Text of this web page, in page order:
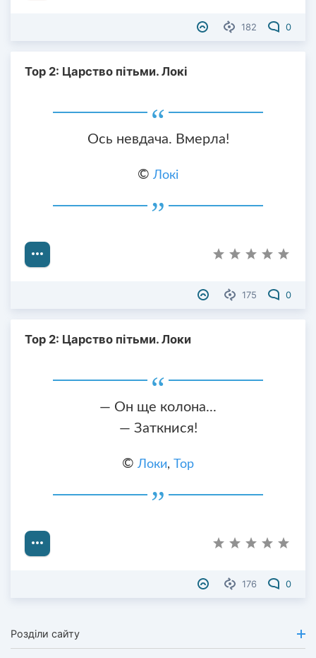
182 0
Тор 2: Царство пітьми. Локі
Ось невдача. Вмерла!
© Локі
175 0
Тор 2: Царство пітьми. Локи
— Он ще колона...
— Заткнися!
© Локи, Тор
176 0
Розділи сайту